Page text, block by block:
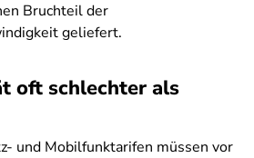
Bruchteil der
geliefert.
oft schlechter als
und Mobilfunktarifen müssen vor